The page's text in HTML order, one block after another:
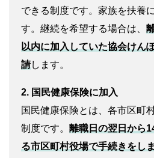
できる制度です。家族を扶養
す。継続を希望する場合は、
以内に加入していた協会けん
請します。
2. 国民健康保険に加入
国民健康保険とは、各市区町
制度です。 離職日の翌日から
る市区町村役場で手続きをしま